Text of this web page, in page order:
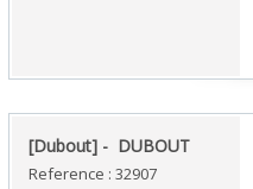
‎[Dubout] - ‎ ‎DUBOUT‎
Reference : 32907